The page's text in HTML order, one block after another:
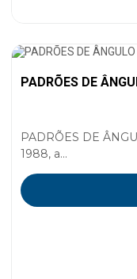
PADRÕES DE
PADRÕES DE
1988, a...